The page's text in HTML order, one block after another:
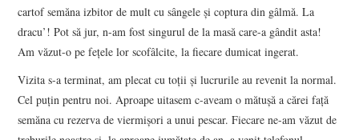
cartof semăna izbitor de mult cu sângele și coptura din gâlmă. La
dracu’! Pot să jur, n-am fost singurul de la masă care-a gândit asta!
Am văzut-o pe fețele lor scofâlcite, la fiecare dumicat ingerat.
Vizita s-a terminat, am plecat cu toții și lucrurile au revenit la normal.
Cel puțin pentru noi. Aproape uitasem c-aveam o mătușă a cărei față
semăna cu rezerva de viermișori a unui pescar. Fiecare ne-am văzut de